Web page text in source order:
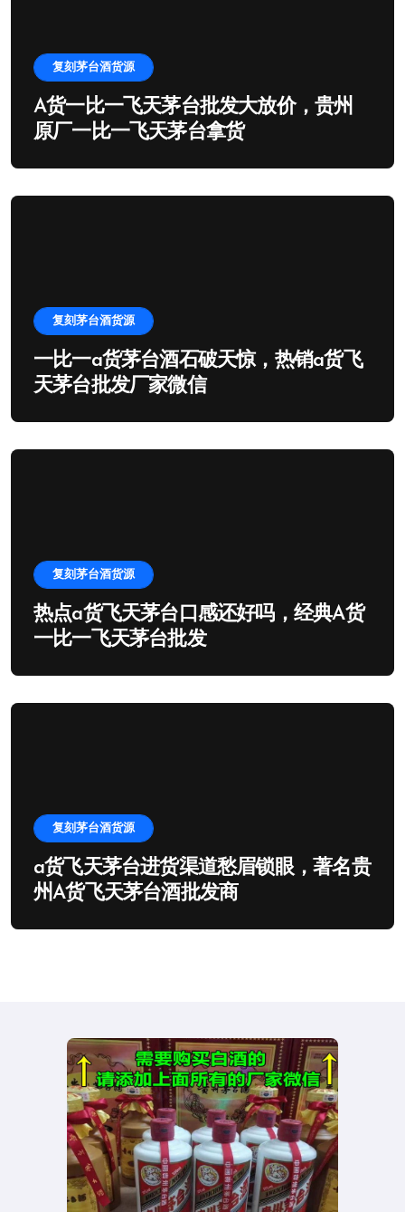
复刻茅台酒货源
A货一比一飞天茅台批发大放价，贵州
原厂一比一飞天茅台拿货
复刻茅台酒货源
一比一a货茅台酒石破天惊，热销a货飞
天茅台批发厂家微信
复刻茅台酒货源
热点a货飞天茅台口感还好吗，经典A货
一比一飞天茅台批发
复刻茅台酒货源
a货飞天茅台进货渠道愁眉锁眼，著名贵
州A货飞天茅台酒批发商